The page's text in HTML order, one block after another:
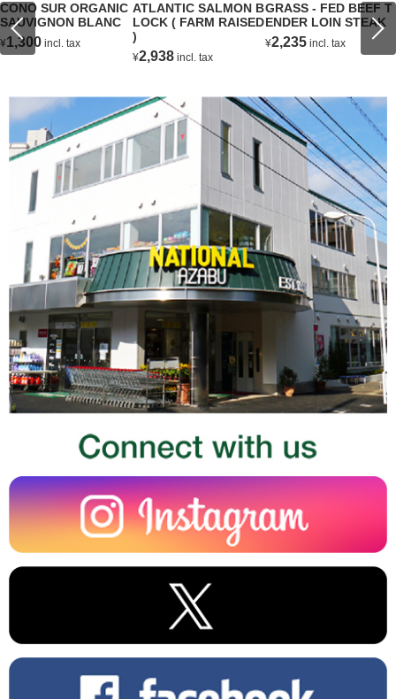
CONO SUR ORGANIC
SAUVIGNON BLANC
¥1,300 incl. tax
ATLANTIC SALMON B
LOCK ( FARM RAISED
)
¥2,938 incl. tax
GRASS - FED BEEF T
ENDER LOIN STEAK
¥2,235 incl. tax